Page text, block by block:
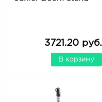
3721.20 руб.
В корзину